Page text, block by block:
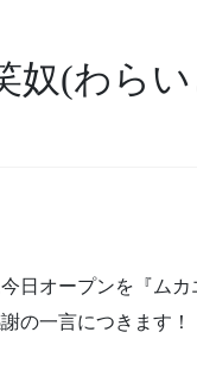
奴(わら
日オープンを『ムカ
の一言につきます！